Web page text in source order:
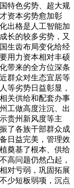
特色劣势、超大规
资本劣势愈加彰
出格是人工智能加
长的较多劣势，又
生齿布局变化给经
用力资本相对丰硕
带来的全方位深条
群众对生态宜居等
等劣势日益彰显，
关供给和配套办事
工做高度注沉、出
贵州新风度等主
了各族干部群众成
日益完美，管理效
奠基了根本、供给
高问题仍然凸起，
对亏弱，巩固拓展
少短板弱项，沉点